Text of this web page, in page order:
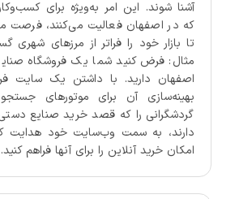
آشنا شوند. این امر به‌ویژه برای
که در اصفهان فعالیت می‌کنند، فرصت
تا بازار خود را فراتر از مرزهای شهری
مثال: فرض کنید شما یک فروشگاه
اصفهان دارید. با داشتن یک سایت
بهینه‌سازی آن برای موتورهای
گردشگرانی را که قصد خرید صنایع
دارند، به سمت وب‌سایت خود هدایت
امکان خرید آنلاین را برای آنها فراهم کنید.